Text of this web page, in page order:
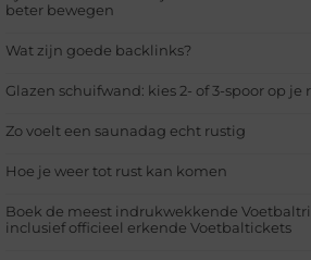
beter bewegen
Wat zijn goede backlinks?
Glazen schuifwand: kies 2- of 3-spoor op je
Zo voelt een saunadag echt rustig
Hoe je weer tot rust kan komen
Boek de meest indrukwekkende
inclusief officieel erkende Voetbaltickets